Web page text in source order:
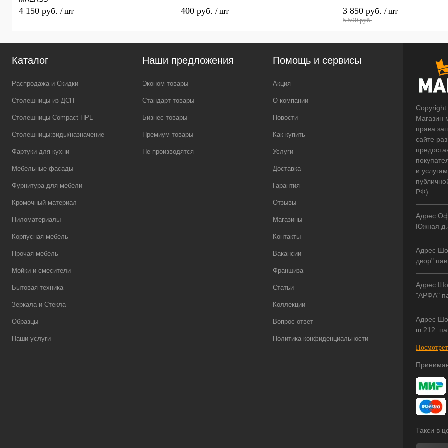
4 150 руб. / шт 400 руб. / шт 3 850 руб. / шт
5 500 руб.
Каталог
Распродажа и Скидки
Столешницы из ДСП
Столешницы Compact HPL
Столешницы:виды/назначение
Фартуки для кухни
Мебельные фасады
Фурнитура для мебели
Кромочный материал
Пиломатериалы
Корпусная мебель
Прочая мебель
Мойки и смесители
Бытовая техника
Зеркала и Стекла
Образцы
Наши услуги
Наши предложения
Эконом товары
Стандарт товары
Бизнес товары
Премиум товары
Не производятся
Помощь и сервисы
Акция
О компании
Новости
Как купить
Услуги
Доставка
Гарантия
Отзывы
Магазины
Контакты
Вакансии
Франшиза
Статьи
Коллекции
Вопрос ответ
Политика конфиденциальности
Магазин
права
сайте
и
РФ).
Адрес
Южная
Адрес
двор"
Адрес
"АРФА"
Адрес
ш.212.
Такси в